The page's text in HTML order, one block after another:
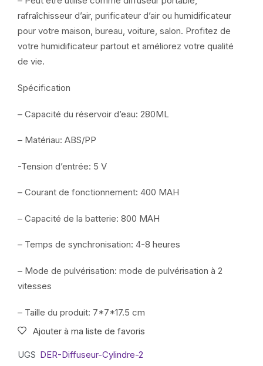
rafraîchisseur d’air, purificateur d’air ou humidificateur
pour votre maison, bureau, voiture, salon. Profitez de
votre humidificateur partout et améliorez votre qualité
de vie.
Spécification
– Capacité du réservoir d’eau: 280ML
– Matériau: ABS/PP
-Tension d’entrée: 5 V
– Courant de fonctionnement: 400 MAH
– Capacité de la batterie: 800 MAH
– Temps de synchronisation: 4-8 heures
– Mode de pulvérisation: mode de pulvérisation à 2
vitesses
– Taille du produit: 7*7*17.5 cm
Ajouter à ma liste de favoris
UGS DER-Diffuseur-Cylindre-2